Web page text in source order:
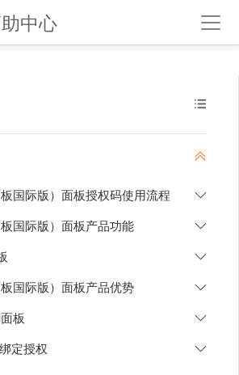
中心
国际版）面板授权码使用流程
国际版）面板产品功能
国际版）面板产品优势
板
定授权